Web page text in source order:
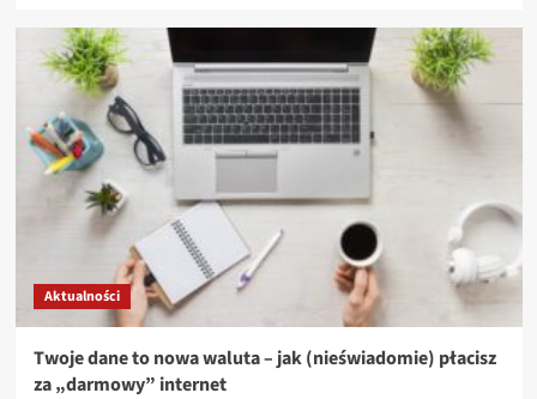
Aktualności
Twoje dane to nowa waluta – jak (nieświadomie) płacisz
za „darmowy” internet